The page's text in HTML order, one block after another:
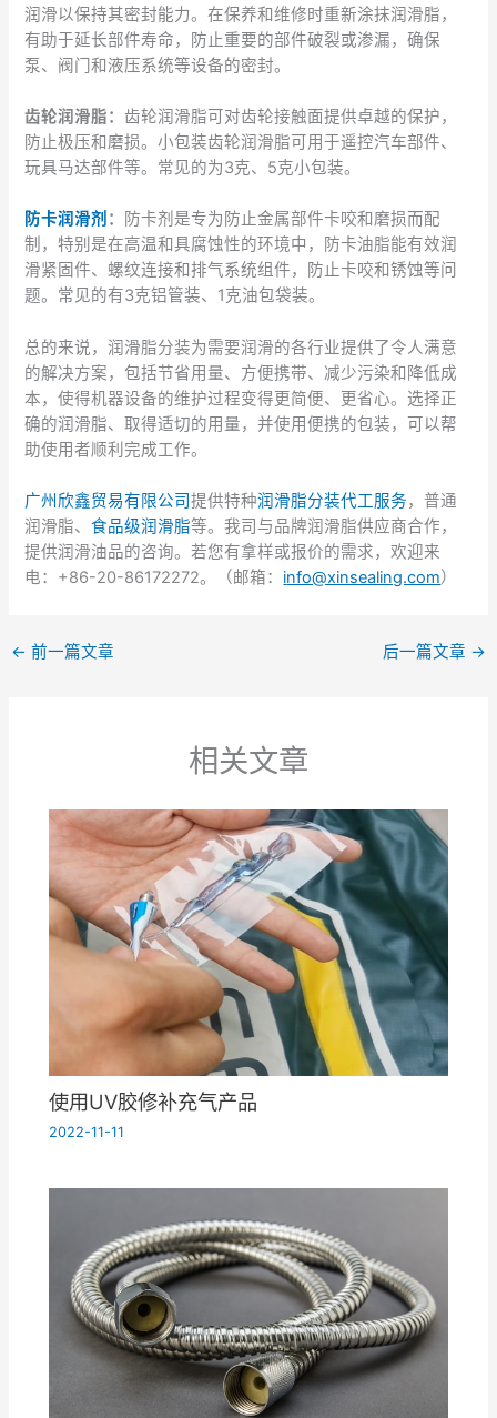
润滑以保持其密封能力。在保养和维修时重新涂抹润滑脂，
有助于延长部件寿命，防止重要的部件破裂或渗漏，确保
泵、阀门和液压系统等设备的密封。
齿轮润滑脂： 齿轮润滑脂可对齿轮接触面提供卓越的保护，
防止极压和磨损。小包装齿轮润滑脂可用于遥控汽车部件、
玩具马达部件等。常见的为3克、5克小包装。
防卡润滑剂 ：
防卡剂是专为防止金属部件卡咬和磨损而配
制，特别是在高温和具腐蚀性的环境中，防卡油脂能有效润
滑紧固件、螺纹连接和排气系统组件，防止卡咬和锈蚀等问
题。常见的有3克铝管装、1克油包袋装。
总的来说，润滑脂分装为需要润滑的各行业提供了令人满意
的解决方案，包括节省用量、方便携带、减少污染和降低成
本，使得机器设备的维护过程变得更简便、更省心。选择正
确的润滑脂、取得适切的用量，并使用便携的包装，可以帮
助使用者顺利完成工作。
广州欣鑫贸易有限公司提供特种润滑脂分装代工服务，普通
润滑脂、食品级润滑脂等。我司与品牌润滑脂供应商合作，
提供润滑油品的咨询。若您有拿样或报价的需求，欢迎来
电：+86-20-86172272。（邮箱： info@xinsealing.com）
← 前一篇文章 后一篇文章 →
相关文章
使用UV胶修补充气产品
2022-11-11